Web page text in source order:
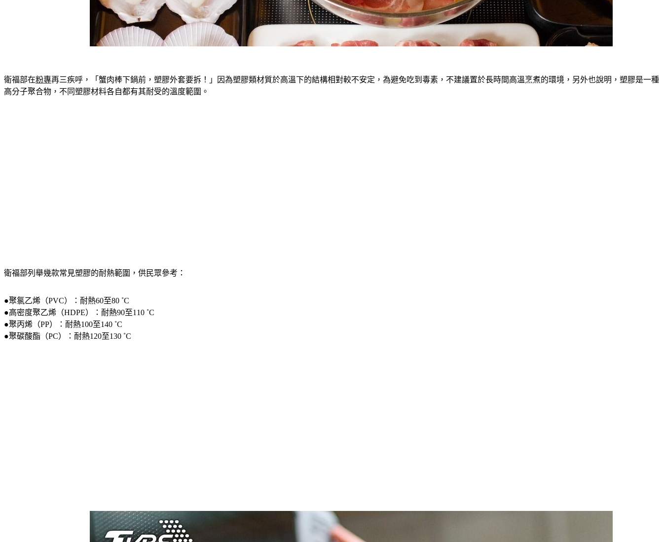
衛福部在粉專再三疾呼，「蟹肉棒下鍋前，塑膠外套要拆！」因為塑膠類材質於高溫下的結構相對較不安定，為避免吃到毒素，不建議置於長時間高溫烹煮的環境，另外也說明，塑膠是一種
高分子聚合物，不同塑膠材料各自都有其耐受的溫度範圍。
衛福部列舉幾款常見塑膠的耐熱範圍，供民眾參考：
●聚氯乙烯（PVC）：耐熱60至80 ˚C
●高密度聚乙烯（HDPE）：耐熱90至110 ˚C
●聚丙烯（PP）：耐熱100至140 ˚C
●聚碳酸酯（PC）：耐熱120至130 ˚C